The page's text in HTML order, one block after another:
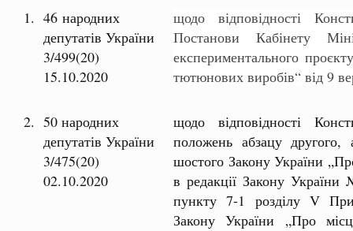
1. 46 народних
депутатів України
3/499(20)
15.10.2020
щодо відповідності
Постанови Кабінету
експериментального
тютюнових виробів“ від 9
2. 50 народних
депутатів України
3/475(20)
02.10.2020
щодо відповідності
положень абзацу другого,
шостого Закону України
в редакції Закону
пункту 7-1 розділу V
Закону України „Про